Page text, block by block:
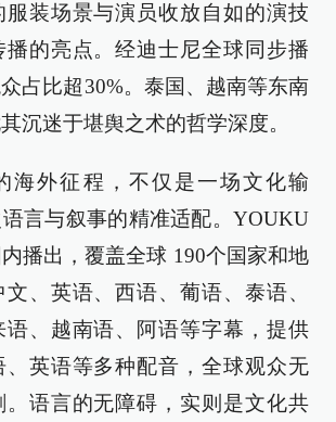
装场景与演员收放自如的演技
的亮点。经迪士尼全球同步播
占比超30%。泰国、越南等东南
沉迷于堪舆之术的哲学深度。
海外征程，不仅是一场文化输
言与叙事的精准适配。YOUKU
播出，覆盖全球 190个国家和地
、英语、西语、葡语、泰语、
语、越南语、阿语等字幕，提供
、英语等多种配音，全球观众无
。语言的无障碍，实则是文化共